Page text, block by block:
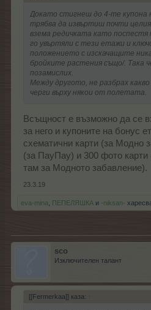
Докато стигнеш до 4-те купона
трябва да извъртиш почти
взема редичката като поспестя
го увъртяли с тези етажи и
положението с изскачащите
бройките растения също/. Така
позамислих.
Между другото, не разбрах
черги върху някои от полетата.
Всъщност е възможно да се
за него и купоните на бонус
схематични карти (за Модно
(за ПауПау) и 300 фото карти
там за Модното забавление).
23.3.19
eva-mina ПЕПЕЛЯШКА и -niksan-
sco
Изключителен талант
[[Fermerkaa]] каза: ↑